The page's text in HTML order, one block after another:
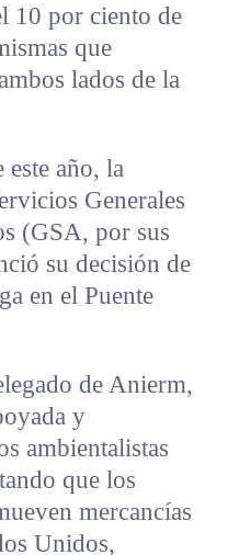
10 por ciento de
que
lados de la
año, la
Generales
(GSA, por sus
su decisión de
en el Puente
de Anierm,
y
ambientalistas
que los
mercancías
Unidos,